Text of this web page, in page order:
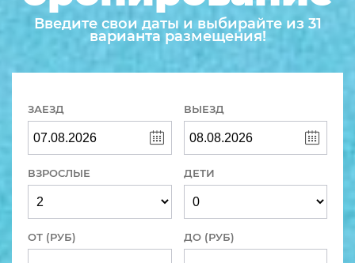
Введите свои даты и выбирайте из 31
варианта размещения!
ЗАЕЗД ВЫЕЗД
ВЗРОСЛЫЕ ДЕТИ
ОТ (РУБ) ДО (РУБ)